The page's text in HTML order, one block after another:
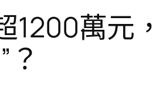
1200萬元